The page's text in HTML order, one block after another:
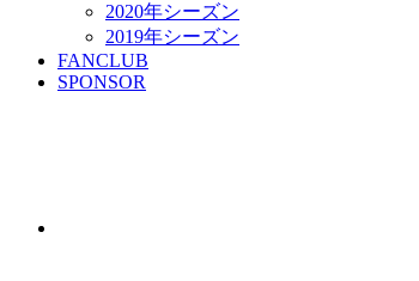
2020年シーズン
2019年シーズン
FANCLUB
SPONSOR